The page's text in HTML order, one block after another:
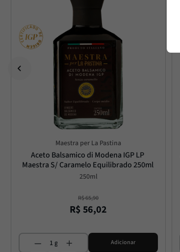
Maestra per La Pastina
Aceto Balsamico di Modena IGP LP
Maestra S/ Caramelo Equilibrado 250ml
250ml
R$65,90
R$56,02
Adicionar